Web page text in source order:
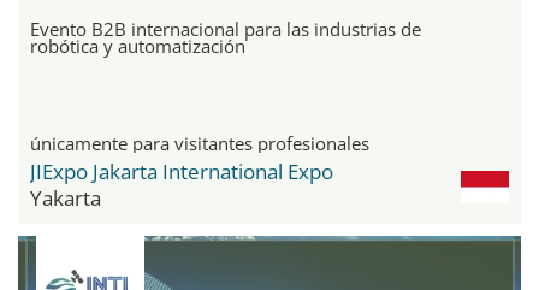
Evento B2B internacional para las industrias de
robótica y automatización
únicamente para visitantes profesionales
JIExpo Jakarta International Expo
Yakarta